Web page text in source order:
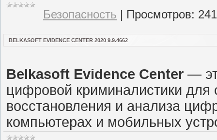
Безопасность | Просмотров: 241
BELKASOFT EVIDENCE CENTER 2020 9.9.4662
Belkasoft Evidence Center —
цифровой криминалистики для
восстановления и анализа
компьютерах и мобильных